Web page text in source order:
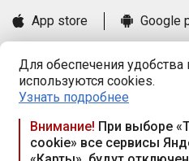
Для обеспечения удобства
используются cookies.
Узнать подробнее
Внимание! При выборе
cookie» все сервисы
App store
Google
Книга замечаний и предложений
Правила и документы
Praca.by © 2000—2026, ООО
Республика Беларусь, 220114,
117а, пом. № 9.